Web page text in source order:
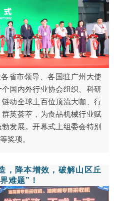
省市领导、各国驻广州大使
国内外行业协会组织、科研
动全球上百位顶流大咖、行
英荟萃，为食品机械行业赋
发展。开幕式上组委会特别
奖项。
，降本增效，破解山区丘
难题”！